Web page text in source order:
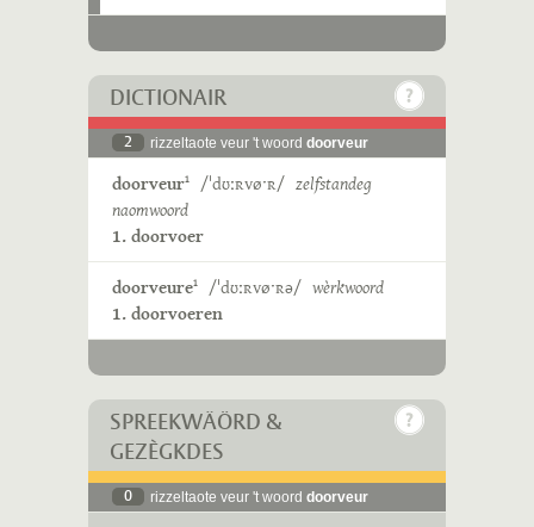
DICTIONAIR
2 rizzeltaote veur 't woord doorveur
doorveur1 /ˈdʊːʀvøˑʀ/ zelfstandeg
naomwoord
1. doorvoer
doorveure1 /ˈdʊːʀvøˑʀə/ wèrkwoord
1. doorvoeren
SPREEKWÄÖRD &
GEZÈGKDES
0 rizzeltaote veur 't woord doorveur